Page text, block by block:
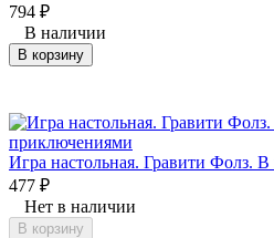
794 ₽
В наличии
В корзину
Игра настольная. Гравити Фолз.
477 ₽
Нет в наличии
В корзину